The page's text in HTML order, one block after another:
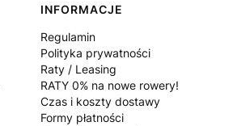
INFORMACJE
Regulamin
Polityka prywatności
Raty / Leasing
RATY 0% na nowe rowery!
Czas i koszty dostawy
Formy płatności